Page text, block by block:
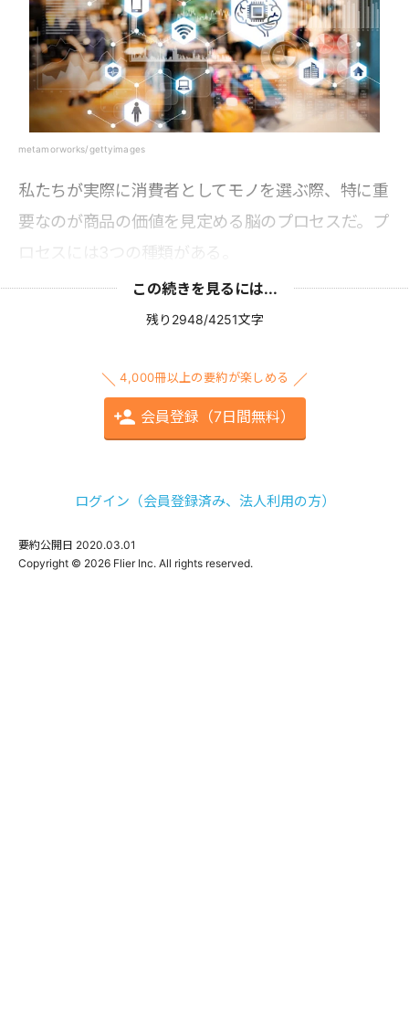
metamorworks/gettyimages
私たちが実際に消費者としてモノを選ぶ際、特に重
要なのが商品の価値を見定める脳のプロセスだ。プ
ロセスには3つの種類がある。
この続きを見るには...
残り2948/4251文字
4,000冊以上の要約が楽しめる
会員登録（7日間無料）
ログイン（会員登録済み、法人利用の方）
要約公開日 2020.03.01